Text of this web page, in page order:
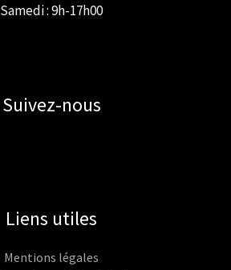
Samedi : 9h-17h00
Suivez-nous
Liens utiles
Mentions légales